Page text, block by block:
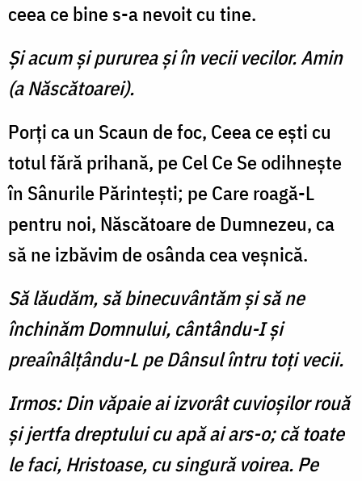
ceea ce bine s-a nevoit cu tine.
Şi acum şi pururea şi în vecii vecilor. Amin
(a Născătoarei).
Porţi ca un Scaun de foc, Ceea ce eşti cu
totul fără prihană, pe Cel Ce Se odihneşte
în Sânurile Părinteşti; pe Care roagă-L
pentru noi, Născătoare de Dumnezeu, ca
să ne izbăvim de osânda cea veşnică.
Să lăudăm, să binecuvântăm şi să ne
închinăm Domnului, cântându-I şi
preaînâlţându-L pe Dânsul întru toţi vecii.
Irmos: Din văpaie ai izvorât cuvioşilor rouă
şi jertfa dreptului cu apă ai ars-o; că toate
le faci, Hristoase, cu singură voirea. Pe